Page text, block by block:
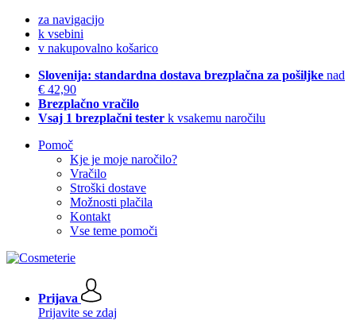
za navigacijo
k vsebini
v nakupovalno košarico
Slovenija: standardna dostava brezplačna za pošiljke nad
€ 42,90
Brezplačno vračilo
Vsaj 1 brezplačni tester k vsakemu naročilu
Pomoč
Kje je moje naročilo?
Vračilo
Stroški dostave
Možnosti plačila
Kontakt
Vse teme pomoči
Prijava
Prijavite se zdaj